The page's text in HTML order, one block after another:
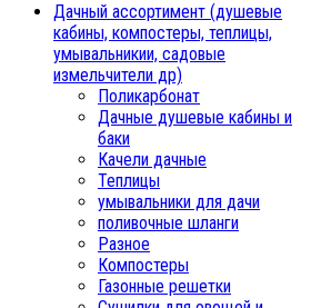
Дачный ассортимент (душевые
кабины, компостеры, теплицы,
умывальникии, садовые
измельчители др)
Поликарбонат
Дачные душевые кабины и
баки
Качели дачные
Теплицы
умывальники для дачи
поливочные шланги
Разное
Компостеры
Газонные решетки